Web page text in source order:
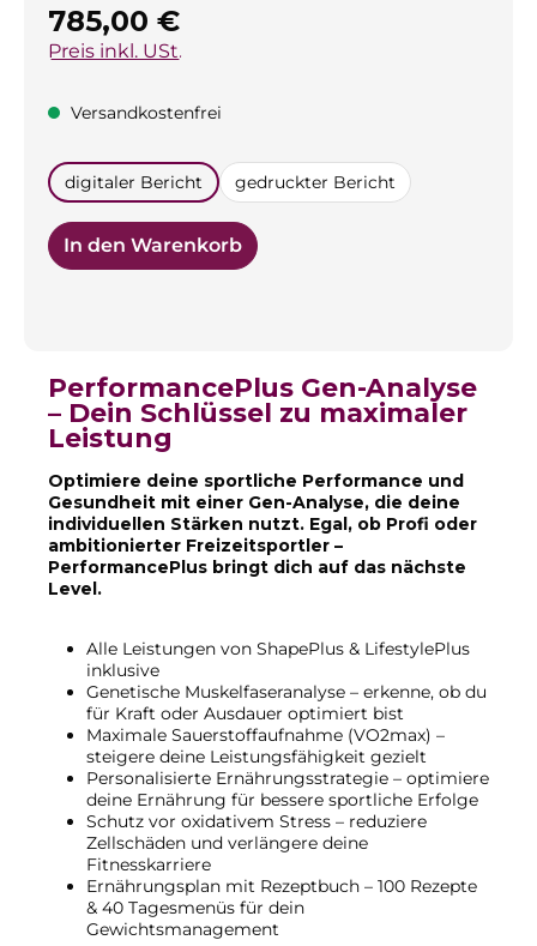
Regulärer Preis:
785,00 €
Preis inkl. USt.
Versandkostenfrei
auswählen
digitaler Bericht gedruckter Bericht
In den Warenkorb
PerformancePlus Gen-Analyse
– Dein Schlüssel zu maximaler
Leistung
Optimiere deine sportliche Performance und
Gesundheit mit einer Gen-Analyse, die deine
individuellen Stärken nutzt. Egal, ob Profi oder
ambitionierter Freizeitsportler –
PerformancePlus bringt dich auf das nächste
Level.
Alle Leistungen von ShapePlus & LifestylePlus
inklusive
Genetische Muskelfaseranalyse – erkenne, ob du
für Kraft oder Ausdauer optimiert bist
Maximale Sauerstoffaufnahme (VO2max) –
steigere deine Leistungsfähigkeit gezielt
Personalisierte Ernährungsstrategie – optimiere
deine Ernährung für bessere sportliche Erfolge
Schutz vor oxidativem Stress – reduziere
Zellschäden und verlängere deine
Fitnesskarriere
Ernährungsplan mit Rezeptbuch – 100 Rezepte
& 40 Tagesmenüs für dein
Gewichtsmanagement